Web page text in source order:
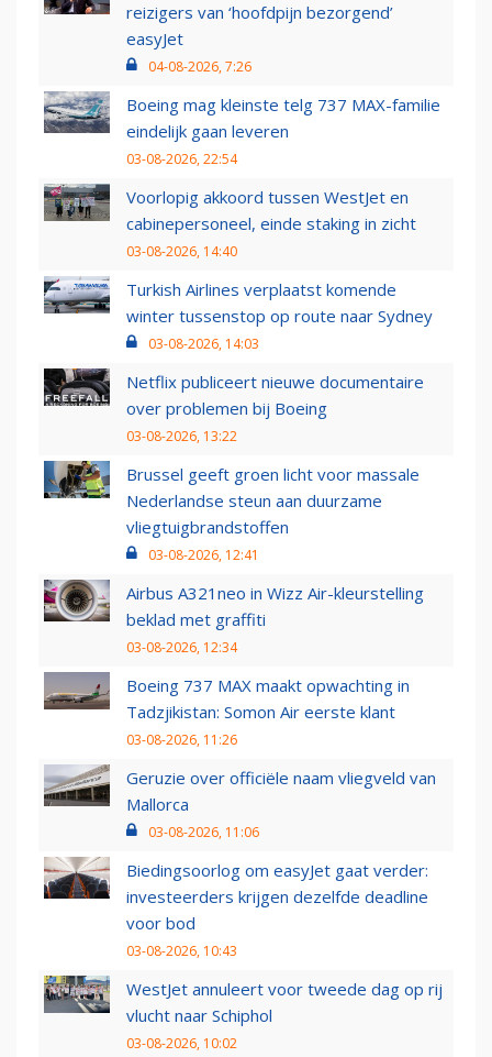
reizigers van ‘hoofdpijn bezorgend’
easyJet
04-08-2026, 7:26
Boeing mag kleinste telg 737 MAX-familie
eindelijk gaan leveren
03-08-2026, 22:54
Voorlopig akkoord tussen WestJet en
cabinepersoneel, einde staking in zicht
03-08-2026, 14:40
Turkish Airlines verplaatst komende
winter tussenstop op route naar Sydney
03-08-2026, 14:03
Netflix publiceert nieuwe documentaire
over problemen bij Boeing
03-08-2026, 13:22
Brussel geeft groen licht voor massale
Nederlandse steun aan duurzame
vliegtuigbrandstoffen
03-08-2026, 12:41
Airbus A321neo in Wizz Air-kleurstelling
beklad met graffiti
03-08-2026, 12:34
Boeing 737 MAX maakt opwachting in
Tadzjikistan: Somon Air eerste klant
03-08-2026, 11:26
Geruzie over officiële naam vliegveld van
Mallorca
03-08-2026, 11:06
Biedingsoorlog om easyJet gaat verder:
investeerders krijgen dezelfde deadline
voor bod
03-08-2026, 10:43
WestJet annuleert voor tweede dag op rij
vlucht naar Schiphol
03-08-2026, 10:02